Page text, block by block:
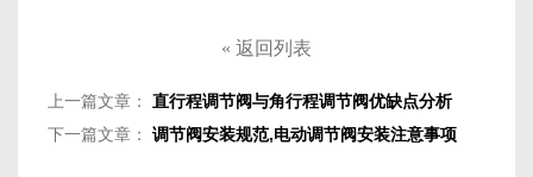
« 返回列表
上一篇文章： 直行程调节阀与角行程调节阀优缺点分析
下一篇文章： 调节阀安装规范,电动调节阀安装注意事项